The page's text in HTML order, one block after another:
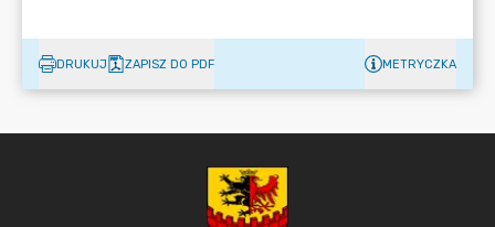
DRUKUJ ZAPISZ DO PDF METRYCZKA